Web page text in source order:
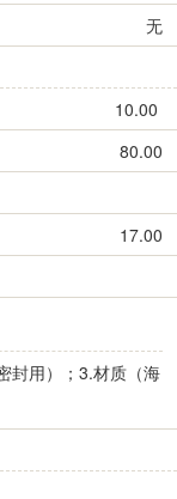
无
10.00
80.00
17.00
封用）；3.材质（海